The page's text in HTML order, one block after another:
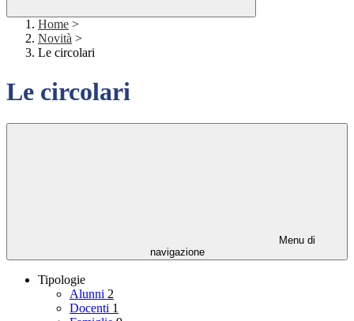
Home >
Novità >
Le circolari
Le circolari
Menu di
navigazione
Tipologie
Alunni 2
Docenti 1